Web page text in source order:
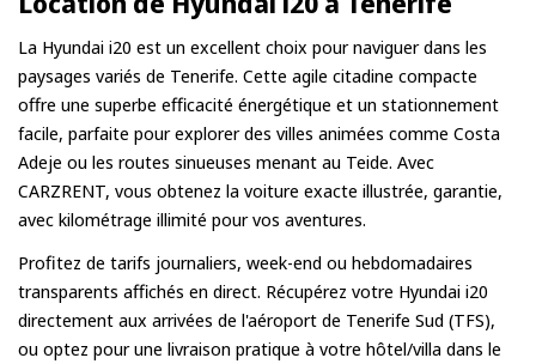
en charge lors de la réservation ; selon l’emplacement,
de petits frais de livraison peuvent s’appliquer,
toujours indiqués à l’avance.
La Hyundai i20 est un excellent choix pour naviguer dans les
paysages variés de Tenerife. Cette agile citadine compacte
offre une superbe efficacité énergétique et un stationnement
facile, parfaite pour explorer des villes animées comme Costa
Adeje ou les routes sinueuses menant au Teide. Avec
CARZRENT, vous obtenez la voiture exacte illustrée, garantie,
avec kilométrage illimité pour vos aventures.
Profitez de tarifs journaliers, week-end ou hebdomadaires
transparents affichés en direct. Récupérez votre Hyundai i20
directement aux arrivées de l'aéroport de Tenerife Sud (TFS),
ou optez pour une livraison pratique à votre hôtel/villa dans le